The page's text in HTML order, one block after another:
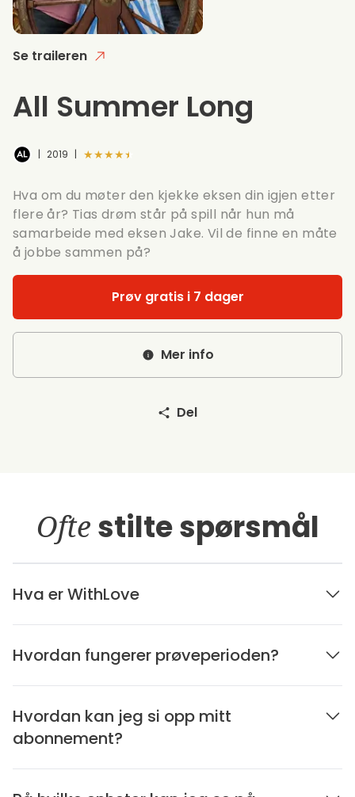
Se traileren
All Summer Long
| 2019 | ★★★★★
Hva om du møter den kjekke eksen din igjen etter
flere år? Tias drøm står på spill når hun må
samarbeide med eksen Jake. Vil de finne en måte
å jobbe sammen på?
Prøv gratis i 7 dager
Mer info
Del
Ofte stilte spørsmål
Hva er WithLove
Hvordan fungerer prøveperioden?
Hvordan kan jeg si opp mitt
abonnement?